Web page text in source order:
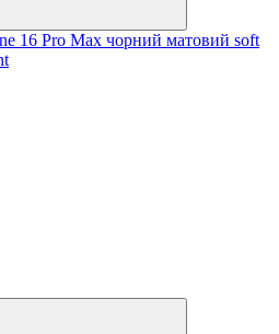
16 Pro Max чорний матовий soft